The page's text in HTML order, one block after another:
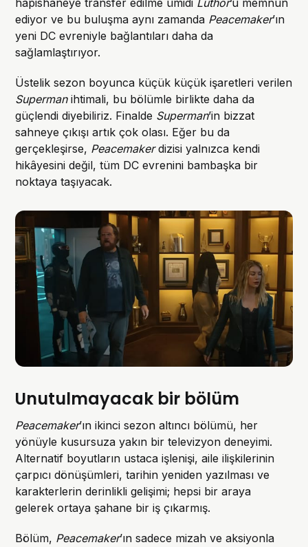
hapishaneye transfer edilme ümidi Luthor’u memnun
ediyor ve bu buluşma aynı zamanda Peacemaker’ın
yeni DC evreniyle bağlantıları daha da
sağlamlaştırıyor.
Üstelik sezon boyunca küçük küçük işaretleri verilen
Supermanihtimali, bu bölümle birlikte daha da
güçlendi diyebiliriz. Finalde Superman’in bizzat
sahneye çıkışı artık çok olası. Eğer bu da
gerçekleşirse, Peacemakerdizisi yalnızca kendi
hikâyesini değil, tüm DC evrenini bambaşka bir
noktaya taşıyacak.
Unutulmayacak bir bölüm
Peacemaker’ın ikinci sezon altıncı bölümü, her
yönüyle kusursuza yakın bir televizyon deneyimi.
Alternatif boyutların ustaca işlenişi, aile ilişkilerinin
çarpıcı dönüşümleri, tarihin yeniden yazılması ve
karakterlerin derinlikli gelişimi; hepsi bir araya
gelerek ortaya şahane bir iş çıkarmış.
Bölüm, Peacemaker’ın sadece mizah ve aksiyonla